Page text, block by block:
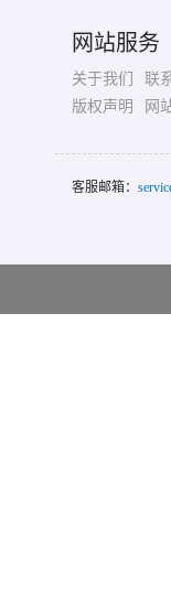
网站服务
关于我们 联
版权声明
网
客服邮箱：